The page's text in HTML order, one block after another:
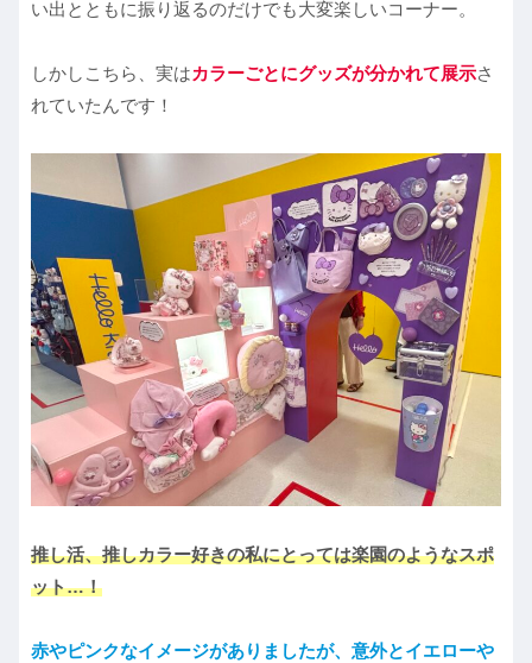
い出とともに振り返るのだけでも大変楽しいコーナー。
しかしこちら、実はカラーごとにグッズが分かれて展示さ
れていたんです！
推し活、推しカラー好きの私にとっては楽園のようなスポ
ット…！
赤やピンクなイメージがありましたが、意外とイエローや